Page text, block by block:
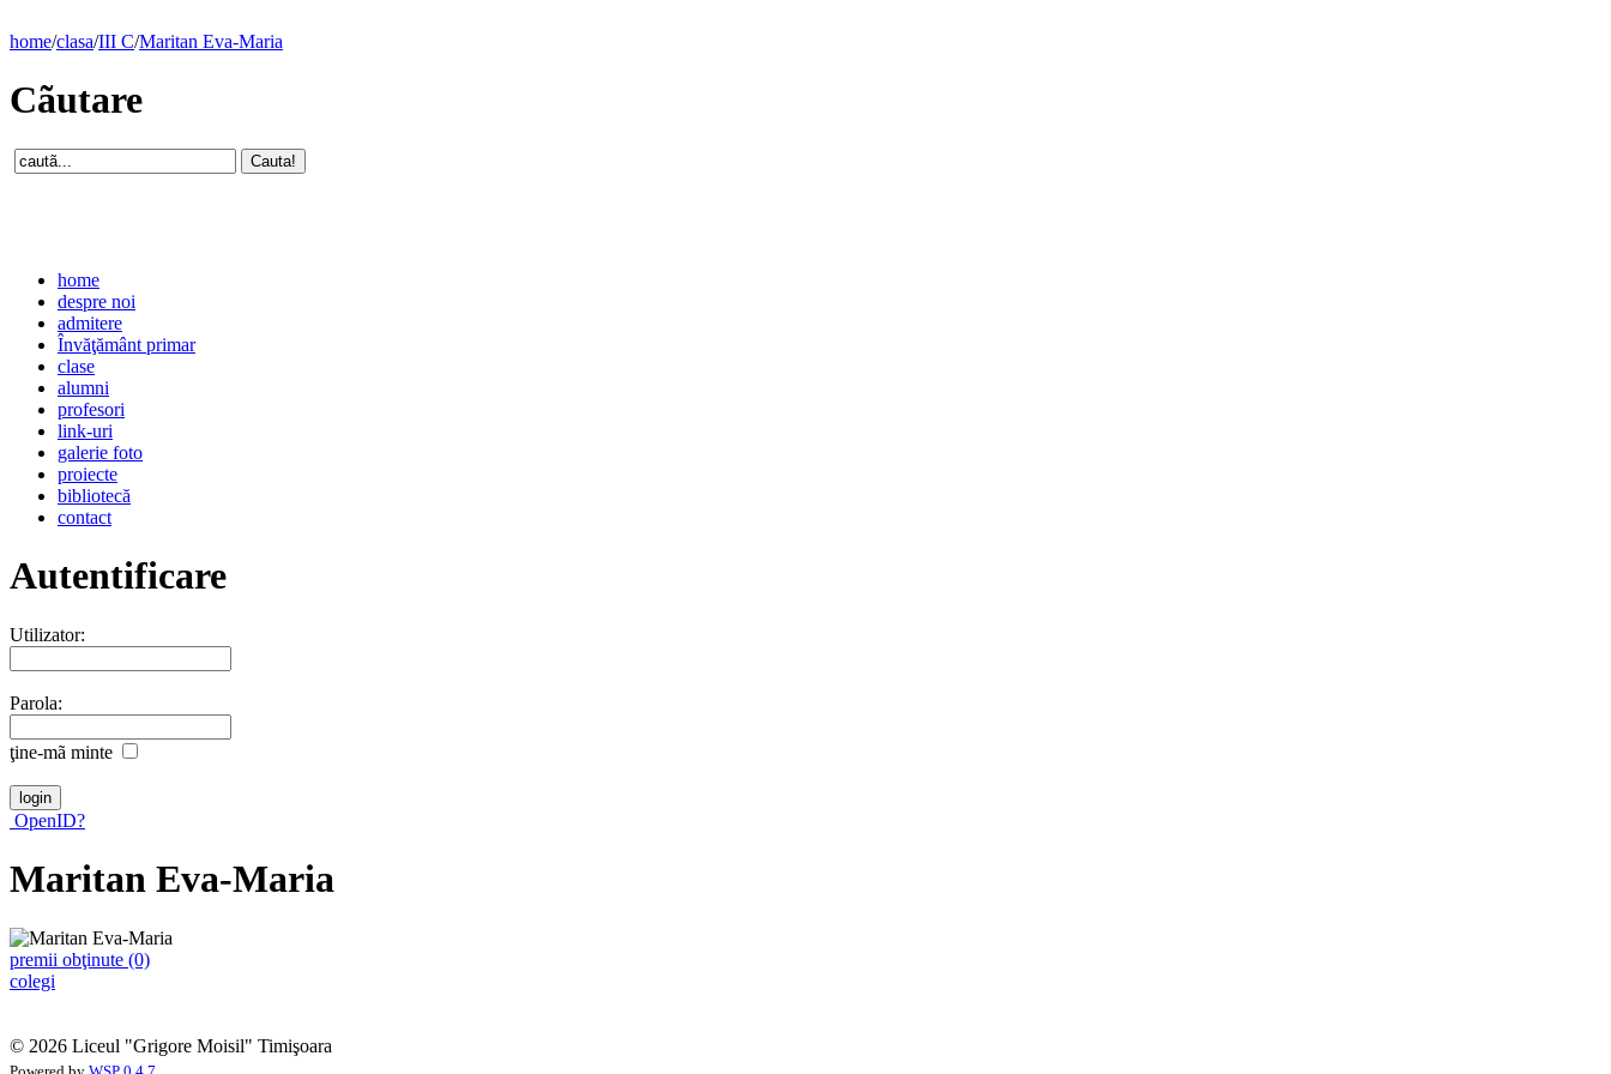
home/clasa/III C/Maritan Eva-Maria
Cãutare
home
despre noi
admitere
Învăţământ primar
clase
alumni
profesori
link-uri
galerie foto
proiecte
bibliotecă
contact
Autentificare
Utilizator:
Parola:
ţine-mã minte
OpenID?
Maritan Eva-Maria
premii obţinute (0)
colegi
© 2026 Liceul "Grigore Moisil" Timişoara